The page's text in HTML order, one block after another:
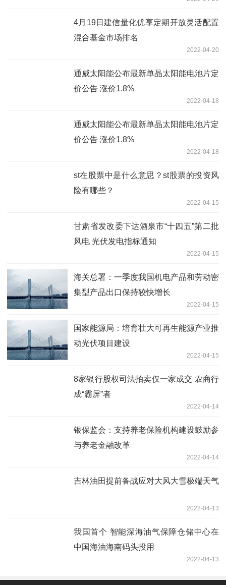
4月19日建信量化优享定期开放灵活配置
混合基金市场排名
2022-04-20
通威太阳能公布最新单晶太阳能电池片定
价公告 涨价1.8%
2022-04-18
通威太阳能公布最新单晶太阳能电池片定
价公告 涨价1.8%
2022-04-18
st在股票中是什么意思？st股票的投资风
险有哪些？
2022-04-15
甘肃省发改委下达酒泉市“十四五”第二批
风电 光伏发电指标通知
2022-04-15
海关总署：一季度我国机电产品和劳动密
集型产品出口保持较快增长
2022-04-15
国家能源局：培育壮大可再生能源产业推
动光伏项目建设
2022-04-15
8家银行股权司法拍卖仅一家成交 农商行
成“霸屏”者
2022-04-14
银保监会：支持养老保险机构建设鼓励参
与养老金融改革
2022-04-14
吉林油田提前备战应对大风大雪极端天气
2022-04-13
我国首个 智能深海油气保障仓储中心在
中国海油海南码头投用
2022-04-13